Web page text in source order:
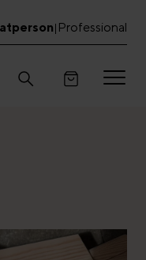
| Professional